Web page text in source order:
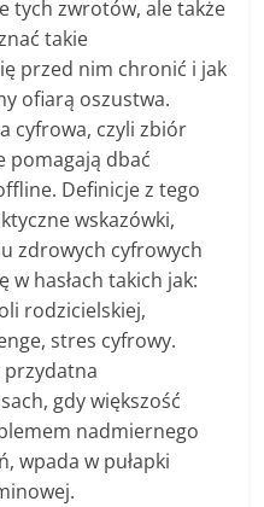
tych zwrotów, ale także
takie
przed nim chronić i jak
ofiarą oszustwa.
cyfrowa, czyli zbiór
pomagają dbać
Definicje z tego
wskazówki,
zdrowych cyfrowych
w hasłach takich jak:
rodzicielskiej,
stres cyfrowy.
przydatna
gdy większość
nadmiernego
wpada w pułapki